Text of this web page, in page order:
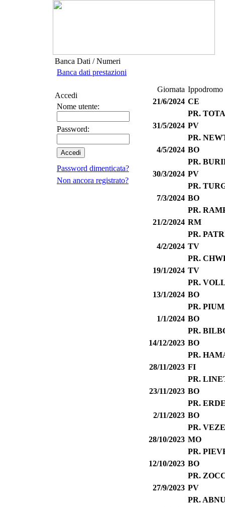
Banca Dati / Numeri
Banca dati prestazioni
Accedi
Nome utente:
Password:
Password dimenticata?
Non ancora registrato?
Giornata Ippodromo
21/6/2024 CE
PR.
31/5/2024 PV
PR.
4/5/2024 BO
PR.
30/3/2024 PV
PR.
7/3/2024 BO
PR.
21/2/2024 RM
PR.
4/2/2024 TV
PR.
19/1/2024 TV
PR.
13/1/2024 BO
PR.
1/1/2024 BO
PR.
14/12/2023 BO
PR.
28/11/2023 FI
PR.
23/11/2023 BO
PR.
2/11/2023 BO
PR.
28/10/2023 MO
PR.
12/10/2023 BO
PR.
27/9/2023 PV
PR.